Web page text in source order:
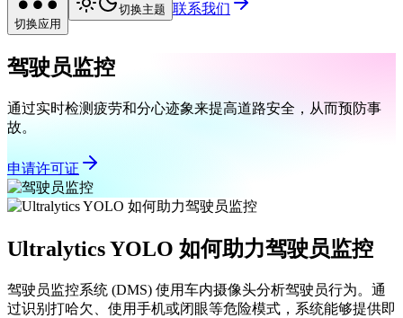
切换应用
切换主题 联系我们
驾驶员监控
通过实时检测疲劳和分心迹象来提高道路安全，从而预防事
故。
申请许可证
Ultralytics YOLO 如何助力驾驶员监控
驾驶员监控系统 (DMS) 使用车内摄像头分析驾驶员行为。通
过识别打哈欠、使用手机或闭眼等危险模式，系统能够提供即